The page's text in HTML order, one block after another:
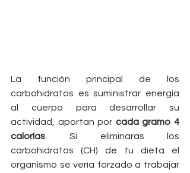
La función principal de los
carbohidratos es suministrar energía
al cuerpo para desarrollar su
actividad, aportan por cada gramo 4
calorías . Si eliminaras los
carbohidratos (CH) de tu dieta el
organismo se vería forzado a trabajar